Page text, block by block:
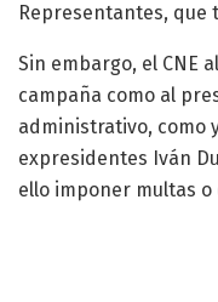
Representantes, que
Sin embargo, el CNE
campaña como al
administrativo, como
expresidentes Iván
ello imponer multas